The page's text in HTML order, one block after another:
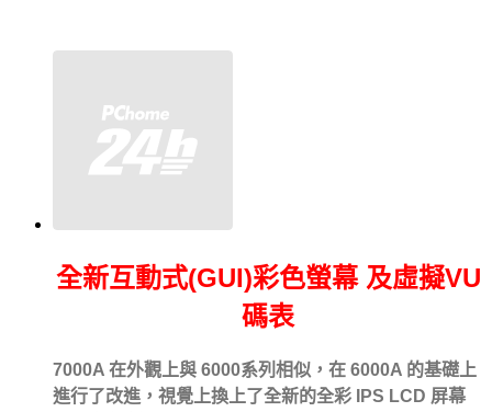
全新互動式(GUI)彩色螢幕 及虛擬VU
碼表
7000A 在外觀上與 6000系列相似，在 6000A 的基礎上
進行了改進，視覺上換上了全新的全彩 IPS LCD 屏幕